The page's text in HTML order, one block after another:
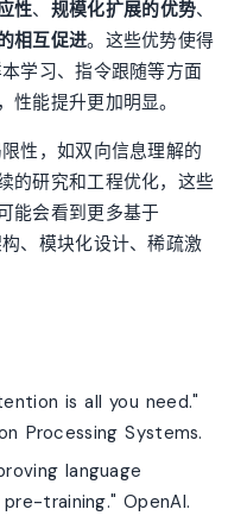
性、 规模化扩展的优势、
相互促进。这些优势使得
学习、指令跟随等方面
能提升更加明显。
性，如双向信息理解的
的研究和工程优化，这些
能会看到更多基于
、模块化设计、稀疏激
is all you need."
Processing Systems.
language
training." OpenAI.